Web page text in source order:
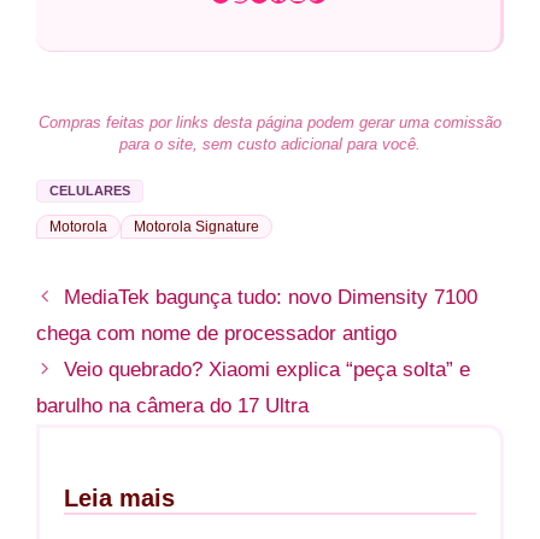
Compras feitas por links desta página podem gerar uma comissão
para o site, sem custo adicional para você.
CELULARES
Motorola Motorola Signature
MediaTek bagunça tudo: novo Dimensity 7100
chega com nome de processador antigo
Veio quebrado? Xiaomi explica “peça solta” e
barulho na câmera do 17 Ultra
Leia mais